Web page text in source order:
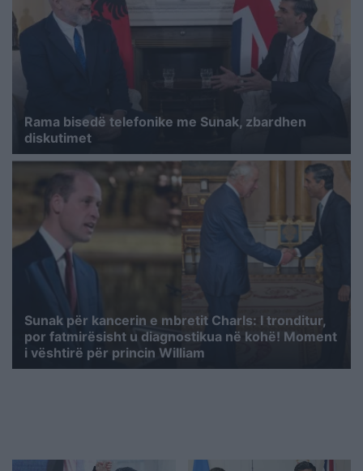
Rama bisedë telefonike me Sunak, zbardhen
diskutimet
Sunak për kancerin e mbretit Charls: I tronditur,
por fatmirësisht u diagnostikua në kohë! Moment
i vështirë për princin William